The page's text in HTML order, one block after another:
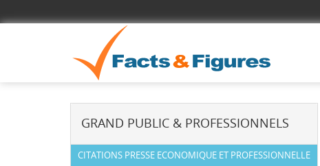
GRAND PUBLIC & PROFESSIONNELS
CITATIONS PRESSE ECONOMIQUE ET PROFESSIONNELLE